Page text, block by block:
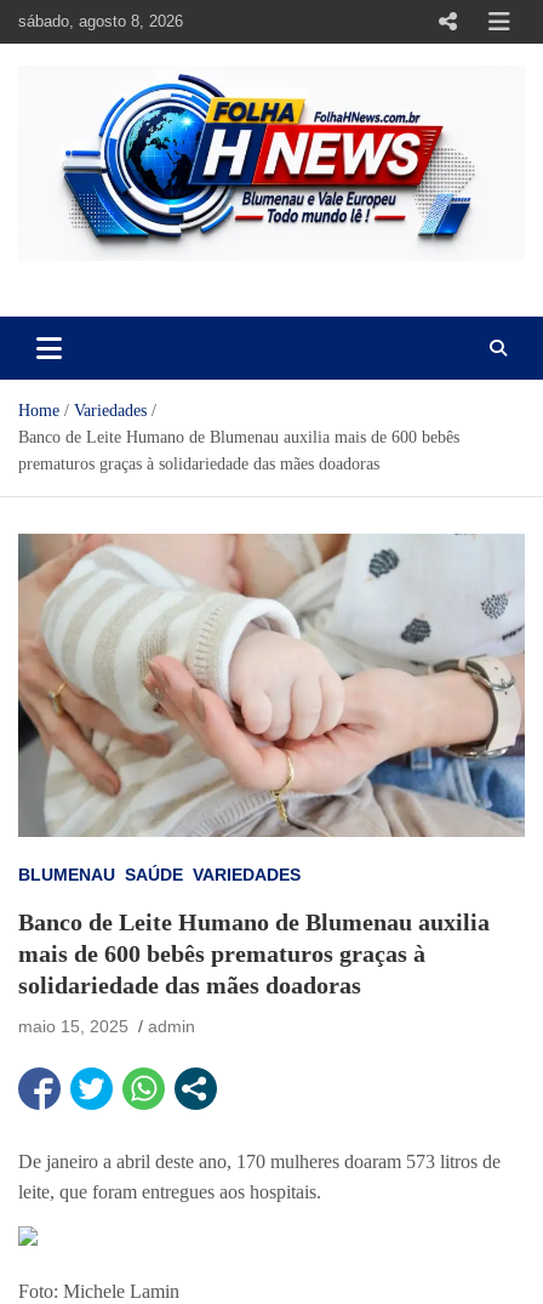
sábado, agosto 8, 2026
Home
Variedades
Banco de Leite Humano de Blumenau auxilia mais de 600 bebês
prematuros graças à solidariedade das mães doadoras
BLUMENAU SAÚDE VARIEDADES
Banco de Leite Humano de Blumenau auxilia
mais de 600 bebês prematuros graças à
solidariedade das mães doadoras
maio 15, 2025 admin
De janeiro a abril deste ano, 170 mulheres doaram 573 litros de
leite, que foram entregues aos hospitais.
Foto: Michele Lamin